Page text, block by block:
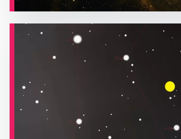
ASTRONOMIJA